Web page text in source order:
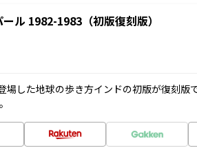
ル 1982-1983（初版復刻版）
場した地球の歩き方インドの初版が復刻